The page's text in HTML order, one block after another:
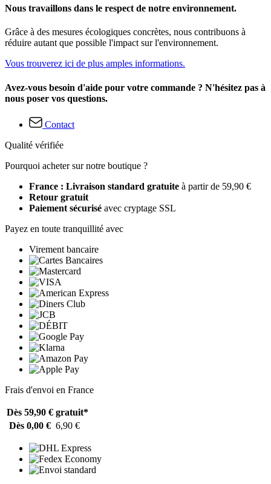
Nous travaillons dans le respect de notre environnement.
Grâce à des mesures écologiques concrètes, nous contribuons à
réduire autant que possible l'impact sur l'environnement.
Vous trouverez ici de plus amples informations.
Avez-vous besoin d'aide pour votre commande ? N'hésitez pas à
nous poser vos questions.
Contact
Qualité vérifiée
Pourquoi acheter sur notre boutique ?
France : Livraison standard gratuite à partir de 59,90 €
Retour gratuit
Paiement sécurisé avec cryptage SSL
Payez en toute tranquillité avec
Virement bancaire
Frais d'envoi en France
Dès 59,90 € gratuit*
Dès 0,00 € 6,90 €